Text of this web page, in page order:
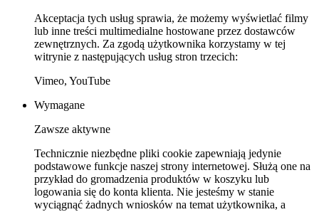
Akceptacja tych usług sprawia, że możemy wyświetlać filmy
lub inne treści multimedialne hostowane przez dostawców
zewnętrznych. Za zgodą użytkownika korzystamy w tej
witrynie z następujących usług stron trzecich:
Vimeo, YouTube
Wymagane
Zawsze aktywne
Technicznie niezbędne pliki cookie zapewniają jedynie
podstawowe funkcje naszej strony internetowej. Służą one na
przykład do gromadzenia produktów w koszyku lub
logowania się do konta klienta. Nie jesteśmy w stanie
wyciągnąć żadnych wniosków na temat użytkownika, a